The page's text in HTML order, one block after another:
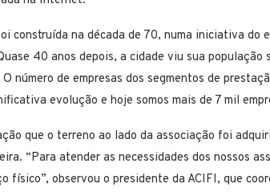
construída na década de 70, numa iniciativa do
40 anos depois, a cidade viu sua
número de empresas dos segmentos de
evolução e hoje somos mais de 7 mil
que o terreno ao lado da associação foi
“Para atender as necessidades dos nossos
físico”, observou o presidente da ACIFI, que